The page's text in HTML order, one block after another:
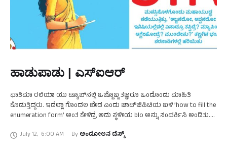
ಹಾಡುಪಾಡು | ಎಸ್‌ಐಆರ್‌
ಫಾತಿಮಾ ರಲಿಯಾ ಯು ಟ್ಯೂಬ್‌ನಲ್ಲಿ ಒಬ್ಬೊಬ್ಬ ತಜ್ಞರೂ ಒಂದೊಂದು ಮಾಹಿತಿ
ಕೊಡುತ್ತಿದ್ದರು. ಇದೆಲ್ಲಾ ಗೊಂದಲ ಬೇಡ ಎಂದು ಚಾಟ್‌ಜಿಪಿಟಿಯ ಬಳಿ ’how to fill the
enumeration form’ ಅಂತ ಕೇಳಿದ್ರೆ ಅದು ಸ್ಥಳೀಯ blo ಅನ್ನು ಸಂಪರ್ಕಿಸಿ ಅಂದಿತು.
July 12, 6:00 AM By ಆಂದೋಲನ ಡೆಸ್ಕ್